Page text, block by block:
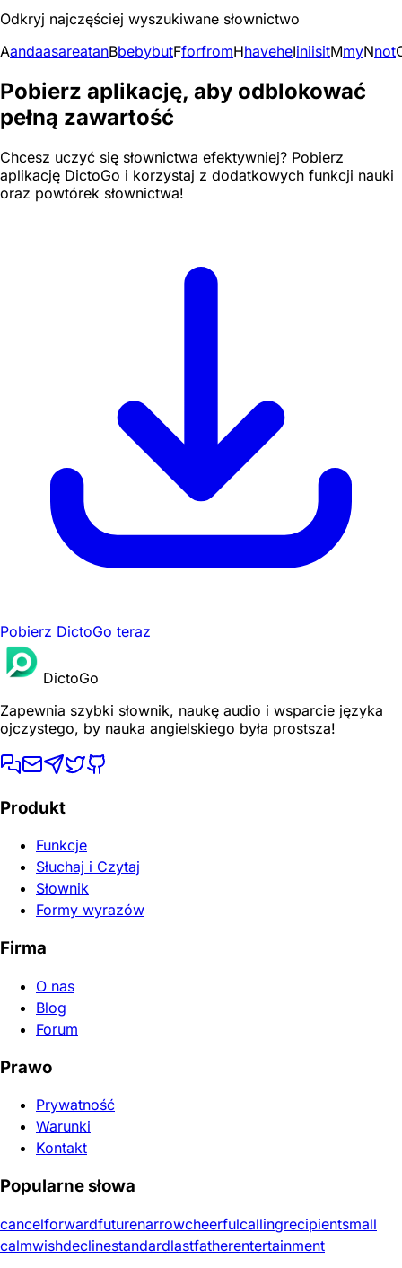
Odkryj najczęściej wyszukiwane słownictwo
AandaasareatanBbebybutFforfromHhaveheIiniisitMmyNnot
Pobierz aplikację, aby odblokować
pełną zawartość
Chcesz uczyć się słownictwa efektywniej? Pobierz
aplikację DictoGo i korzystaj z dodatkowych funkcji nauki
oraz powtórek słownictwa!
Pobierz DictoGo teraz
DictoGo
Zapewnia szybki słownik, naukę audio i wsparcie języka
ojczystego, by nauka angielskiego była prostsza!
Produkt
Funkcje
Słuchaj i Czytaj
Słownik
Formy wyrazów
Firma
O nas
Blog
Forum
Prawo
Prywatność
Warunki
Kontakt
Popularne słowa
cancelforwardfuturenarrowcheerfulcallingrecipientsmall
calmwishdeclinestandardlastfatherentertainment